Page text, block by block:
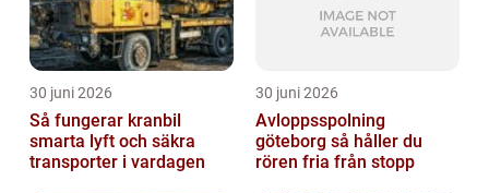
30 juni 2026
Så fungerar kranbil
smarta lyft och säkra
transporter i vardagen
30 juni 2026
Avloppsspolning
göteborg så håller du
rören fria från stopp